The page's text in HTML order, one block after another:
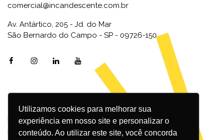
Utilizamos cookies para melhorar sua
experiência em nosso site e personalizar o
conteúdo. Ao utilizar este site, você concorda
comercial@incandescente.com.br
Av. Antártico, 205 - Jd. do Mar
São Bernardo do Campo - SP - 09726-150
Marketing Digital
Inbound Marketing